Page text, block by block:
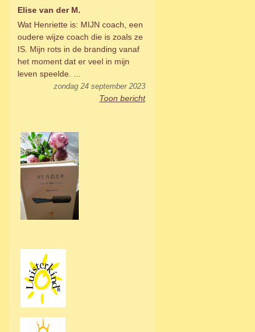
Elise van der M.
Wat Henriette is: MIJN coach, een
oudere wijze coach die is zoals ze
IS. Mijn rots in de branding vanaf
het moment dat er veel in mijn
leven speelde. ...
zondag 24 september 2023
Toon bericht